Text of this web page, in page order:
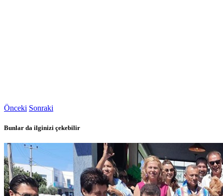
Önceki Sonraki
Bunlar da ilginizi çekebilir